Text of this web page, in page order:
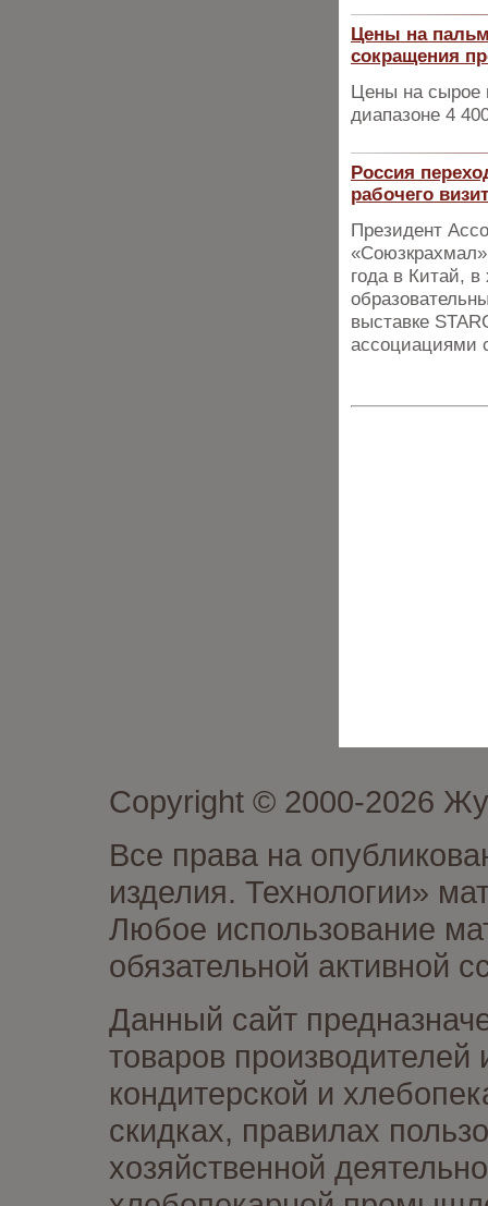
Цены на
сокращения
Цены на сырое
диапазоне 4
Россия
рабочего
Президент
года в Китай,
выставке
ассоциациями
Copyright © 2000-2026
Все права на
изделия. Технологии»
Любое использование
обязательной активной
Данный сайт
товаров
кондитерской и
скидках, правилах
хозяйственной